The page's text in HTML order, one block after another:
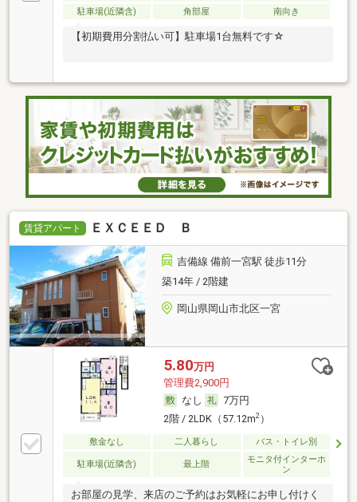
駐車場(近隣含)
角部屋 南向き
【初期費用分割払い可】駐車場1台無料です☆
賃貸アパート ＥＸＣＥＥＤ Ｂ
吉備線 備前一宮駅 徒歩11分
築14年 / 2階建
岡山県岡山市北区一宮
5.80万円
管理費2,900円
なし
7万円
2階 / 2LDK（57.12m2）
敷金なし 二人暮らし バス・トイレ別
駐車場(近隣含) 最上階
モニタ付インターホ
ン
お部屋の見学、来店のご予約はお気軽にお申し付けく